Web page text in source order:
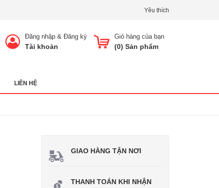
Yêu thích
Giỏ hàng của bạn
(0) Sản phẩm
Đăng nhập & Đăng ký
Tài khoản
LIÊN HỆ
GIAO HÀNG TẬN NƠI
THANH TOÁN KHI NHẬN